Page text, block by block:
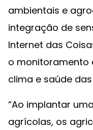
ambientais e
integração de
Internet das
o monitoramento
clima e saúde
“Ao implantar
agrícolas, os